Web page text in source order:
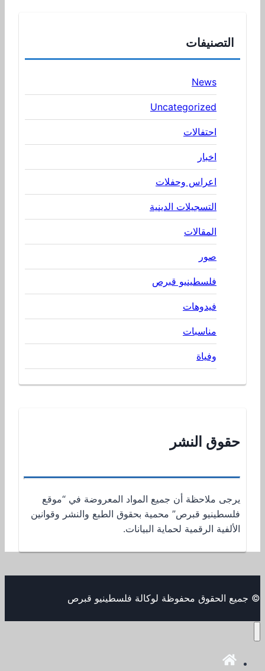
التصنيفات
News
Uncategorized
احتفالات
اخبار
اعراس وحفلات
التسجيلات الدينية
المقالات
صور
فلسطينيو قبرص
فيدوهات
مناسبات
وفياة
حقوق النشر
يرجى ملاحظة أن جميع المواد المعروضة في “موقع
فلسطينيو قبرص” محمية بحقوق الطبع والنشر وقوانين
الألفية الرقمية لحماية البيانات.
© جميع الحقوق محفوظة لوكالة فلسطينيو قبرص